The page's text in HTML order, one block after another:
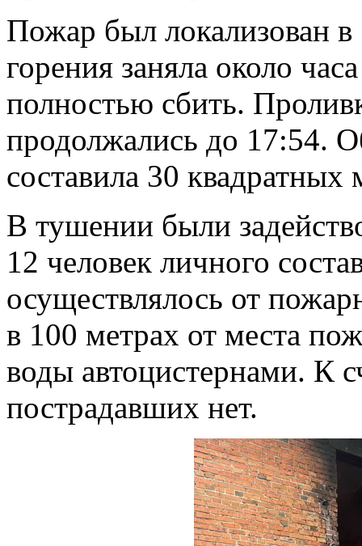
Пожар был локализован
горения заняла около
полностью сбить.
продолжались до 17:54.
составила 30 квадратных
В тушении были
12 человек личного
осуществлялось от
в 100 метрах от места
воды автоцистернами. К
пострадавших нет.